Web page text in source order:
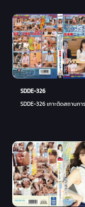
SDDE-326
SDDE-326 เกาะติดสถาน